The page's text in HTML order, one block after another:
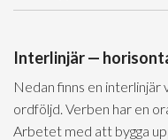
Interlinjär —
Nedan finns en
ordföljd. Verben har en
Arbetet med att bygga